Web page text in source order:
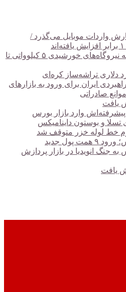
واردات موبایل می‌گذرد /
تجهیز ۱۲ هزار مدرسه به نیروگاه‌های خورشیدی ۵ کیلوواتی تا
ایران برای ورود به بازارهای
یافت
وارد بازار بورس
و بوستون داینامیکس
خط لوله خزر متوقف شد
پول جدید
جنگ انویدیا در بازار پردازش
یافت